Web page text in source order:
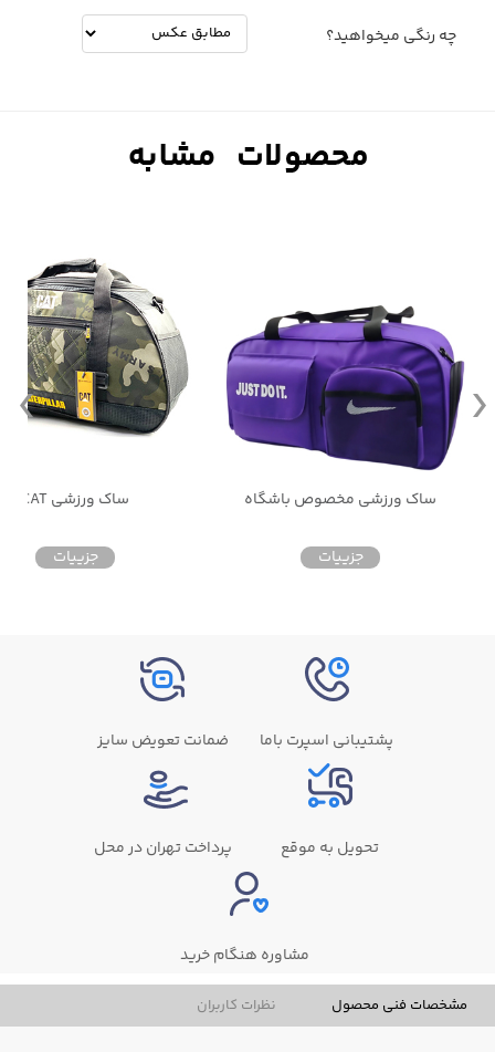
چه رنگی میخواهید؟
ساک ورزشی CAT
جزییات
کوله پشتی مناسب مدرسه و
جزییات
پشتیبانی اسپرت باما ضمانت تعویض سایز
تحویل به موقع پرداخت تهران در محل
مشاوره هنگام خرید
مشخصات فنی محصول نظرات کاربران